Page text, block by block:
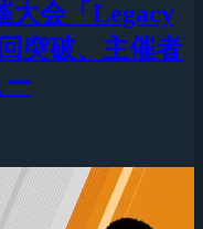
大会「Legacy
突破、主催者